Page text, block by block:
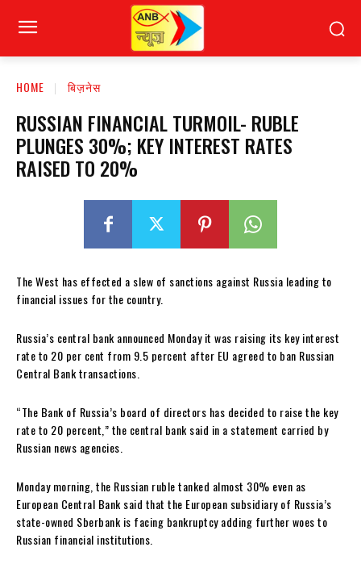
HOME बिज़नेस
RUSSIAN FINANCIAL TURMOIL- RUBLE
PLUNGES 30%; KEY INTEREST RATES
RAISED TO 20%
The West has effected a slew of sanctions against Russia leading to
financial issues for the country.
Russia’s central bank announced Monday it was raising its key interest
rate to 20 per cent from 9.5 percent after EU agreed to ban Russian
Central Bank transactions.
“The Bank of Russia’s board of directors has decided to raise the key
rate to 20 percent,” the central bank said in a statement carried by
Russian news agencies.
Monday morning, the Russian ruble tanked almost 30% even as
European Central Bank said that the European subsidiary of Russia’s
state-owned Sberbank is facing bankruptcy adding further woes to
Russian financial institutions.